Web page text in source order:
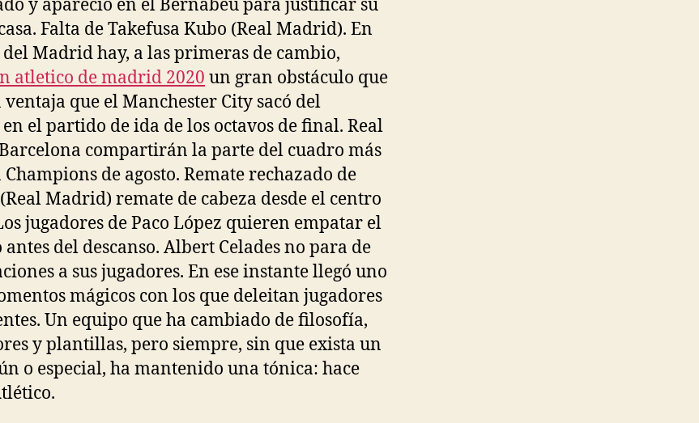
y apareció en el Bernabeu para justificar su
Falta de Takefusa Kubo (Real Madrid). En
Madrid hay, a las primeras de cambio,
atletico de madrid 2020 un gran obstáculo que
que el Manchester City sacó del
el partido de ida de los octavos de final. Real
compartirán la parte del cuadro más
de agosto. Remate rechazado de
Madrid) remate de cabeza desde el centro
jugadores de Paco López quieren empatar el
del descanso. Albert Celades no para de
a sus jugadores. En ese instante llegó uno
mágicos con los que deleitan jugadores
Un equipo que ha cambiado de filosofía,
y plantillas, pero siempre, sin que exista un
o especial, ha mantenido una tónica: hace